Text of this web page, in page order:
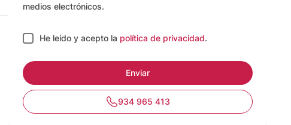
medios electrónicos.
He leído y acepto la política de privacidad.
934 965 413